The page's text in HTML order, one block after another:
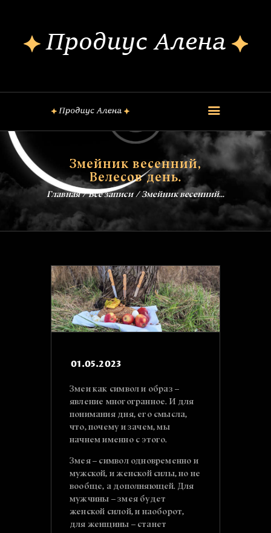
Змейник весенний,
Велесов день.
Главная Все записи Змейник весенний...
ШКОЛА МАГИИ
ЗАГОВОРЫ
БЛОГ
01.05.2023
Змеи как символ и образ –
явление многогранное. И для
понимания дня, его смысла,
что, почему и зачем, мы
начнем именно с этого.
Змея – символ одновременно и
мужской, и женской силы, но не
вообще, а дополняющей. Для
мужчины – змея будет
женской силой, и наоборот,
для женщины – станет